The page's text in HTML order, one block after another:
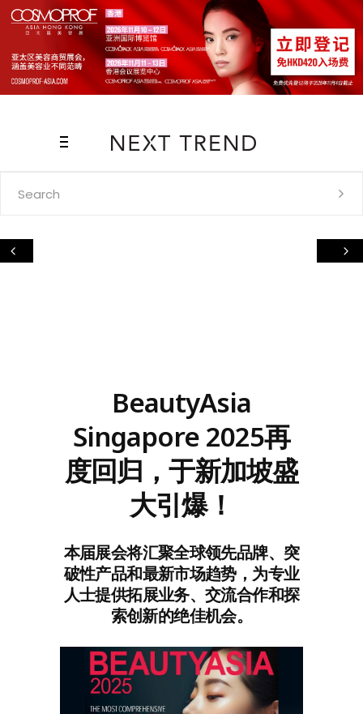
BeautyAsia
Singapore 2025再
度回归，于新加坡盛
大引爆！
本届展会将汇聚全球领先品牌、突
破性产品和最新市场趋势，为专业
人士提供拓展业务、交流合作和探
索创新的绝佳机会。